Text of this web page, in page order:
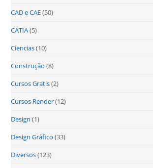
CAD e CAE(50)
CATIA(5)
Ciencias(10)
Construção (8)
Cursos Gratis(2)
Cursos Render(12)
Design (1)
Design Gráfico (33)
Diversos(123)